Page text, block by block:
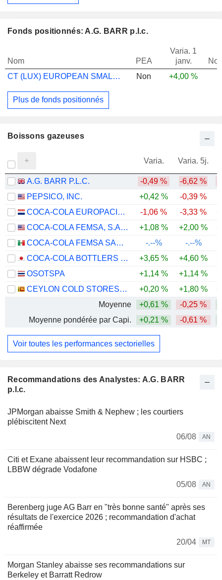
Recommandations des Analystes: A.G. BARR
p.l.c.
JPMorgan abaisse Smith & Nephew ; les courtiers
plébiscitent Next
06/08
AN
Citi et Exane abaissent leur recommandation sur HSBC ;
LBBW dégrade Vodafone
05/08
AN
Berenberg juge AG Barr en "très bonne santé" après ses
résultats de l'exercice 2026 ; recommandation d'achat
réaffirmée
20/04
MT
Morgan Stanley abaisse ses recommandations sur
Berkeley et Barratt Redrow
Fonds positionnés: A.G. BARR p.l.c.
Nom PEA
Varia. 1
janv.
CT (LUX) EUROPEAN SMALLER COMS A INC EUR
Non +4,00 %
Plus de fonds positionnés
Boissons gazeuses
Varia. Varia. 5j.
A.G. BARR P.L.C. -0,49 % -6,62 %
PEPSICO, INC.
+0,42 % -0,39 %
COCA-COLA EUROPACIFIC PARTNERS PLC
-1,06 % -3,33 %
COCA-COLA FEMSA, S.A.B. DE C.V.
+1,08 % +2,00 %
COCA-COLA FEMSA SAB DE CV
-.--%
-.--%
COCA-COLA BOTTLERS JAPAN HOLDINGS INC.
+3,65 % +4,60 %
OSOTSPA
+1,14 % +1,14 %
CEYLON COLD STORES PLC
+0,20 % +1,80 %
Moyenne
+0,61 % -0,25 %
Moyenne pondérée par Capi.
+0,21 % -0,61 %
Voir toutes les performances sectorielles